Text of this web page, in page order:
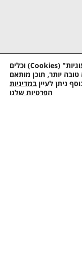
לידיעתכם, באתר זה נעשה שימוש ב"קבצי עוגיות" (Cookies) וכלים
יותר, תוכן מותאם
ניתן לעיין במדיניות
הפרטיות שלנו